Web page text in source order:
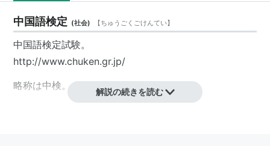
中国語検定 (社会) 【ちゅうごくごけんてい】
中国語検定試験。
http://www.chuken.gr.jp/
略称は中検。
解説の続きを読む